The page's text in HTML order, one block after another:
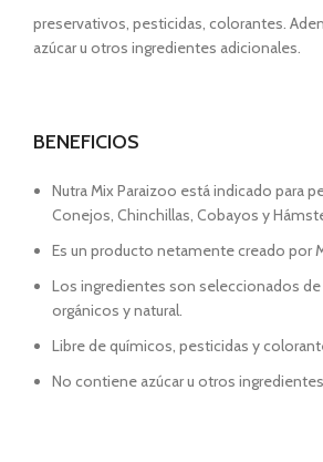
preservativos, pesticidas, colorantes.
azúcar u otros ingredientes adicionales.
BENEFICIOS
Nutra Mix Paraizoo está indicado para
Conejos, Chinchillas, Cobayos y
Es un producto netamente creado por
Los ingredientes son seleccionados
orgánicos y natural.
Libre de químicos, pesticidas y
No contiene azúcar u otros